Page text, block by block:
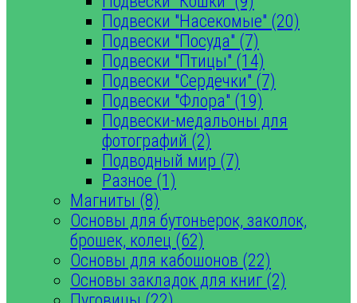
Подвески "Насекомые" (20)
Подвески "Посуда" (7)
Подвески "Птицы" (14)
Подвески "Сердечки" (7)
Подвески "Флора" (19)
Подвески-медальоны для
фотографий (2)
Подводный мир (7)
Разное (1)
Магниты (8)
Основы для бутоньерок, заколок,
брошек, колец (62)
Основы для кабошонов (22)
Основы закладок для книг (2)